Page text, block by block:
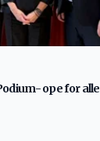
ope for alle